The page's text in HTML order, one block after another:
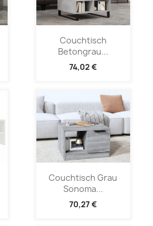
Couchtisch
Betongrau...
74,02 €
Couchtisch Grau
Sonoma...
70,27 €